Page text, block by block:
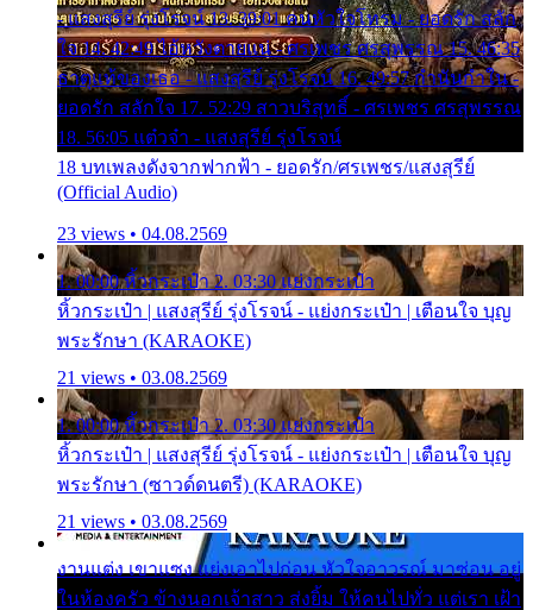
- แสงสุรีย์ รุ่งโรจน์ 13. 39:01 คนหัวใจโทรม - ยอดรัก สลัก
ใจ 14. 42:49 ไอ้หวังตายแน่ - ศรเพชร ศรสุพรรณ 15. 46:35
ธาตุแท้ของเธอ - แสงสุรีย์ รุ่งโรจน์ 16. 49:57 กำนันกำใน -
ยอดรัก สลักใจ 17. 52:29 สาวบริสุทธิ์ - ศรเพชร ศรสุพรรณ
18. 56:05 แต๋วจ๋า - แสงสุรีย์ รุ่งโรจน์
18 บทเพลงดังจากฟากฟ้า - ยอดรัก/ศรเพชร/แสงสุรีย์
(Official Audio)
23 views • 04.08.2569
1. 00:00 หิ้วกระเป๋า 2. 03:30 แย่งกระเป๋า
หิ้วกระเป๋า | แสงสุรีย์ รุ่งโรจน์ - แย่งกระเป๋า | เตือนใจ บุญ
พระรักษา (KARAOKE)
21 views • 03.08.2569
1. 00:00 หิ้วกระเป๋า 2. 03:30 แย่งกระเป๋า
หิ้วกระเป๋า | แสงสุรีย์ รุ่งโรจน์ - แย่งกระเป๋า | เตือนใจ บุญ
พระรักษา (ซาวด์ดนตรี) (KARAOKE)
21 views • 03.08.2569
งานแต่ง เขาแซง แย่งเอาไปก่อน หัวใจอาวรณ์ มาซ่อน อยู่
ในห้องครัว ข้างนอกเจ้าสาว ส่งยิ้ม ให้คนไปทั่ว แต่เรา เฝ้า